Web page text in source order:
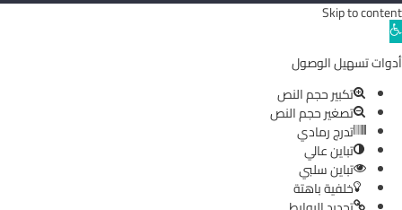
Skip to content
Open
toolbar
أدوات تسهيل الوصول
تكبير حجم النص
تصغير حجم النص
تدرج رمادي
تباين عالي
تباين سلبي
خلفية باهتة